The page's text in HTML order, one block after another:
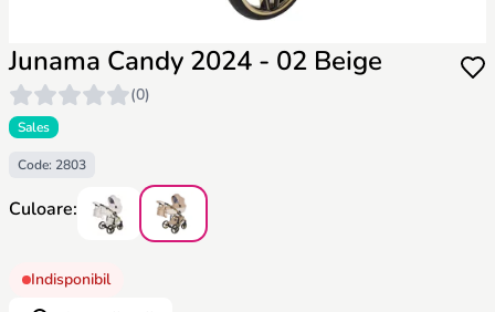
Junama Candy 2024 - 02 Beige
(0)
Sales
Code: 2803
Culoare:
Indisponibil